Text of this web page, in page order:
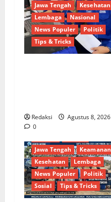
Jawa Tengah
Kesehatan
Lembaga
Nasional
News Populer
Politik
Tips & Tricks
Redaksi
Agustus 8, 2026
0Berita Terkini
Jawa Tengah
Keamanan
Kesehatan
Lembaga
News Populer
Politik
Sosial
Tips & Tricks